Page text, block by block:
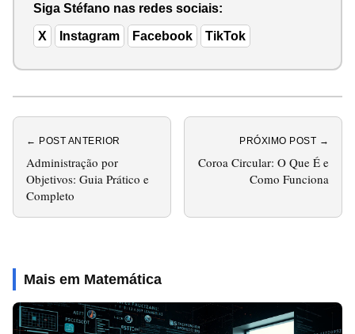
Siga Stéfano nas redes sociais:
X Instagram Facebook TikTok
← POST ANTERIOR
Administração por
Objetivos: Guia Prático e
Completo
PRÓXIMO POST →
Coroa Circular: O Que É e
Como Funciona
Mais em Matemática